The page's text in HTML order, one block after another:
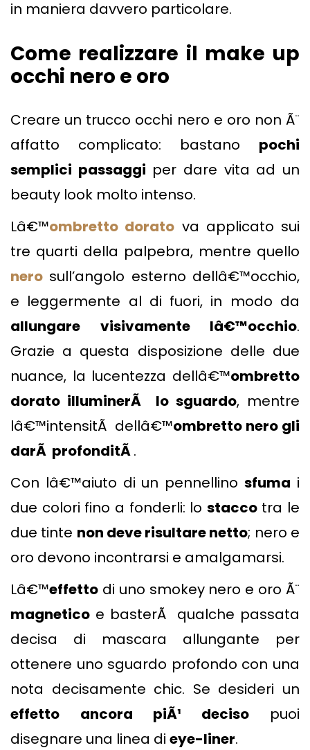
in maniera davvero particolare.
Come realizzare il make up
occhi nero e oro
Creare un trucco occhi nero e oro non Ã¨
affatto complicato: bastano pochi
semplici passaggi per dare vita ad un
beauty look molto intenso.
Lâ€™ombretto dorato va applicato sui
tre quarti della palpebra, mentre quello
nero sull’angolo esterno dellâ€™occhio,
e leggermente al di fuori, in modo da
allungare visivamente lâ€™occhio.
Grazie a questa disposizione delle due
nuance, la lucentezza dellâ€™ombretto
dorato illuminerÃ lo sguardo, mentre
lâ€™intensitÃ dellâ€™ombretto nero gli
darÃ profonditÃ.
Con lâ€™aiuto di un pennellinosfuma i
due colori fino a fonderli: lo staccotra le
due tinte non deve risultare netto; nero e
oro devono incontrarsi e amalgamarsi.
Lâ€™effetto di uno smokey nero e oro Ã¨
magnetico e basterÃ qualche passata
decisa di mascara allungante per
ottenere uno sguardo profondo con una
nota decisamente chic. Se desideri un
effetto ancora piÃ¹ decisopuoi
disegnare una linea di eye-liner.